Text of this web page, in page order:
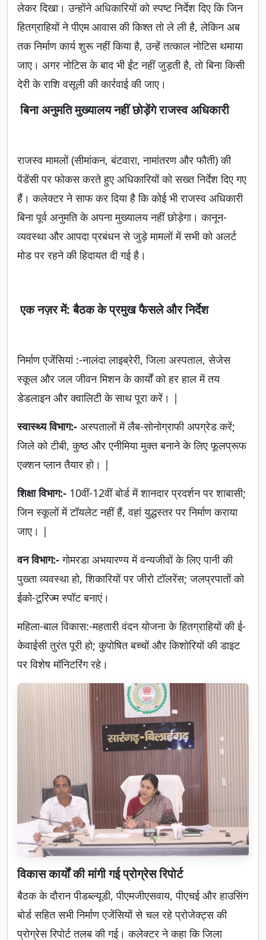
लेकर दिखा। उन्होंने अधिकारियों को स्पष्ट निर्देश दिए कि जिन
हितग्राहियों ने पीएम आवास की किश्त तो ले ली है, लेकिन अब
तक निर्माण कार्य शुरू नहीं किया है, उन्हें तत्काल नोटिस थमाया
जाए। अगर नोटिस के बाद भी ईंट नहीं जुड़ती है, तो बिना किसी
देरी के राशि वसूली की कार्रवाई की जाए।
बिना अनुमति मुख्यालय नहीं छोड़ेंगे राजस्व अधिकारी
राजस्व मामलों (सीमांकन, बंटवारा, नामांतरण और फौती) की
पेंडेंसी पर फोकस करते हुए अधिकारियों को सख्त निर्देश दिए गए
हैं। कलेक्टर ने साफ कर दिया है कि कोई भी राजस्व अधिकारी
बिना पूर्व अनुमति के अपना मुख्यालय नहीं छोड़ेगा। कानून-
व्यवस्था और आपदा प्रबंधन से जुड़े मामलों में सभी को अलर्ट
मोड पर रहने की हिदायत दी गई है।
एक नज़र में: बैठक के प्रमुख फैसले और निर्देश
निर्माण एजेंसियां :-नालंदा लाइब्रेरी, जिला अस्पताल, सेजेस
स्कूल और जल जीवन मिशन के कार्यों को हर हाल में तय
डेडलाइन और क्वालिटी के साथ पूरा करें। |
स्वास्थ्य विभाग:- अस्पतालों में लैब-सोनोग्राफी अपग्रेड करें;
जिले को टीबी, कुष्ठ और एनीमिया मुक्त बनाने के लिए फूलप्रूफ
एक्शन प्लान तैयार हो। |
शिक्षा विभाग:- 10वीं-12वीं बोर्ड में शानदार प्रदर्शन पर शाबासी;
जिन स्कूलों में टॉयलेट नहीं हैं, वहां युद्धस्तर पर निर्माण कराया
जाए। |
वन विभाग:-गोमरडा अभयारण्य में वन्यजीवों के लिए पानी की
पुख्ता व्यवस्था हो, शिकारियों पर जीरो टॉलरेंस; जलप्रपातों को
ईको-टूरिज्म स्पॉट बनाएं।
महिला-बाल विकास:-महतारी वंदन योजना के हितग्राहियों की ई-
केवाईसी तुरंत पूरी हो; कुपोषित बच्चों और किशोरियों की डाइट
पर विशेष मॉनिटरिंग रहे।
विकास कार्यों की मांगी गई प्रोग्रेस रिपोर्ट
बैठक के दौरान पीडब्ल्यूडी, पीएमजीएसवाय, पीएचई और हाउसिंग
बोर्ड सहित सभी निर्माण एजेंसियों से चल रहे प्रोजेक्ट्स की
प्रोग्रेस रिपोर्ट तलब की गई। कलेक्टर ने कहा कि जिला